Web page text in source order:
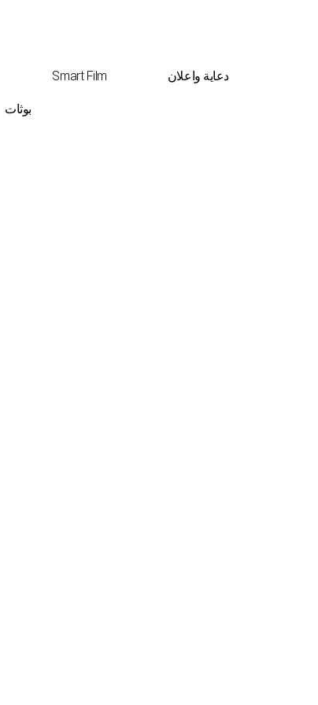
Smart Film دعاية واعلان
بوثات